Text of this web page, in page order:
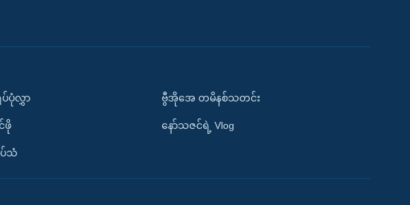
ပ်ပုံလွှာ
ဖို
ပ်သံ
ဗွီအိုအေ တမိနစ်သတင်း
နော်သဇင်ရဲ့ Vlog